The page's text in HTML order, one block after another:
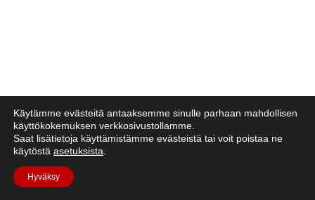
Käytämme evästeitä antaaksemme sinulle parhaan mahdollisen
käyttökokemuksen verkkosivustollamme.
Saat lisätietoja käyttämistämme evästeistä tai voit poistaa ne
käytöstä asetuksista
Hyväksy